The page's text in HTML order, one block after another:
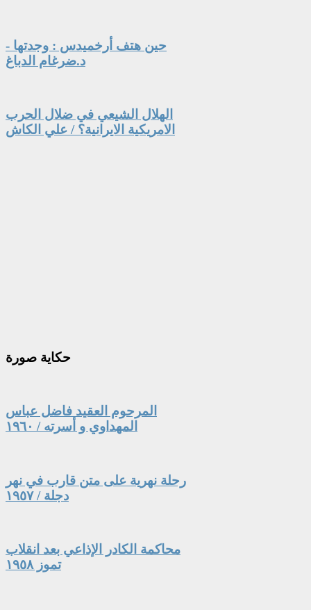
حين هتف أرخميدس : وجدتها -
د.ضرغام الدباغ
الهلال الشيعي في ضلال الحرب
الامريكية الايرانية؟ / علي الكاش
حكاية صورة
المرحوم العقيد فاضل عباس
المهداوي و أسرته / ١٩٦٠
رحلة نهرية على متن قارب في نهر
دجلة / ١٩٥٧
محاكمة الكادر الإذاعي بعد انقلاب
تموز ١٩٥٨